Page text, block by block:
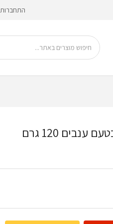
התחברות
120 גרם